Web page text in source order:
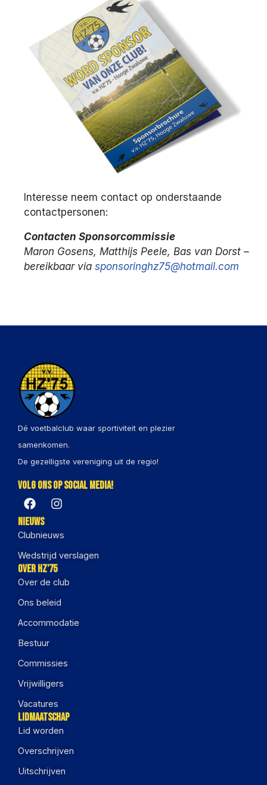
Interesse neem contact op onderstaande
contactpersonen:
Contacten Sponsorcommissie
Maron Gosens, Matthijs Peele, Bas van Dorst –
bereikbaar via sponsoringhz75@hotmail.com
Dé voetbalclub waar sportiviteit en plezier
samenkomen.
De gezelligste vereniging uit de regio!
Volg ons op social media!
Nieuws
Clubnieuws
Wedstrijd verslagen
Over HZ'75
Over de club
Ons beleid
Accommodatie
Bestuur
Commissies
Vrijwilligers
Vacatures
Lidmaatschap
Lid worden
Overschrijven
Uitschrijven